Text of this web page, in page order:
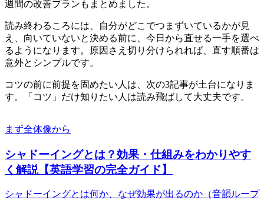
週間の改善プランもまとめました。
読み終わるころには、自分がどこでつまずいているかが見
え、向いていないと決める前に、今日から直せる一手を選べ
るようになります。原因さえ切り分けられれば、直す順番は
意外とシンプルです。
コツの前に前提を固めたい人は、次の3記事が土台になりま
す。「コツ」だけ知りたい人は読み飛ばして大丈夫です。
まず全体像から
シャドーイングとは？効果・仕組みをわかりやす
く解説【英語学習の完全ガイド】
シャドーイングとは何か、なぜ効果が出るのか（音韻ループ